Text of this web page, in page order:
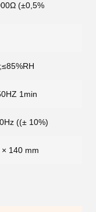
(±0,5%
1min
((± 10%)
140 mm